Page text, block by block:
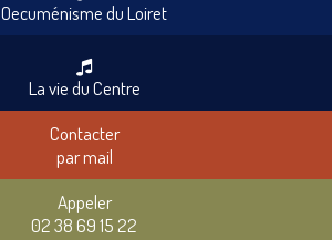
Oecuménisme du Loiret
La vie du Centre
Contacter
par mail
Appeler
02 38 69 15 22